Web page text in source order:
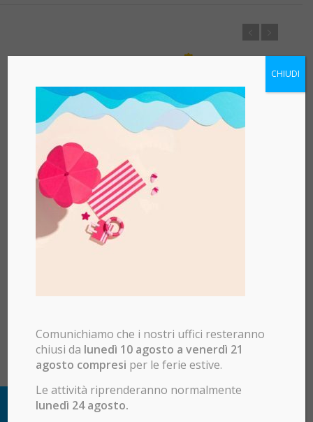
Comunichiamo che i nostri uffici resteranno
chiusi da lunedì 10 agosto a venerdì 21
agosto compresi per le ferie estive.
Le attività riprenderanno normalmente
lunedì 24 agosto.
CHIUDI